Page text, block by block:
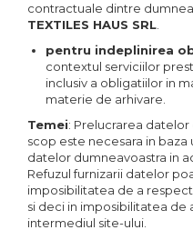
contractuale dintre
TEXTILES HAUS SRL
pentru indeplinirea
contextul serviciilor
inclusiv a obligatiilor in
materie de arhivare.
Temei: Prelucrarea
scop este necesara in
datelor dumneavoastra in
Refuzul furnizarii datelor
imposibilitatea de a
si deci in imposibilitatea de
intermediul site-ului.